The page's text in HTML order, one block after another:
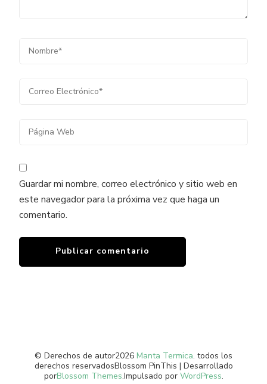
Guardar mi nombre, correo electrónico y sitio web en
este navegador para la próxima vez que haga un
comentario.
© Derechos de autor2026 Manta Termica. todos los
derechos reservadosBlossom PinThis | Desarrollado
porBlossom Themes.Impulsado por WordPress.